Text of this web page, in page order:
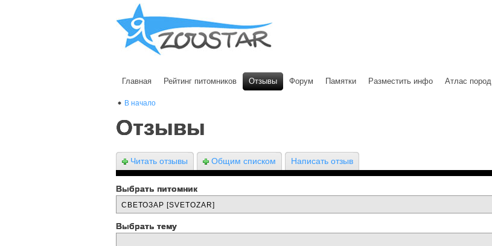
Главная Рейтинг питомников Отзывы Форум Памятки Разместить инфо Атлас пород
В начало
Отзывы
Читать отзывы Общим списком Написать отзыв
Выбрать питомник
Выбрать тему